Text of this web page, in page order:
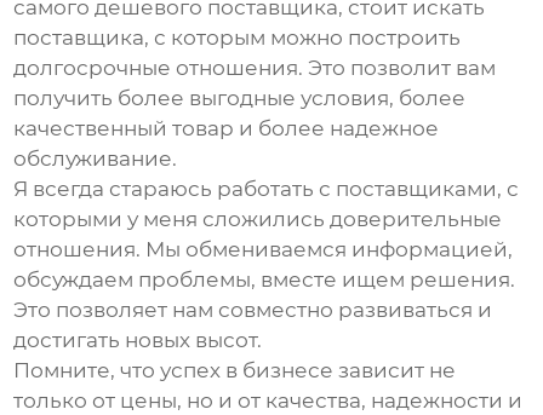
самого дешевого поставщика, стоит искать
поставщика, с которым можно построить
долгосрочные отношения. Это позволит вам
получить более выгодные условия, более
качественный товар и более надежное
обслуживание.
Я всегда стараюсь работать с поставщиками, с
которыми у меня сложились доверительные
отношения. Мы обмениваемся информацией,
обсуждаем проблемы, вместе ищем решения.
Это позволяет нам совместно развиваться и
достигать новых высот.
Помните, что успех в бизнесе зависит не
только от цены, но и от качества, надежности и